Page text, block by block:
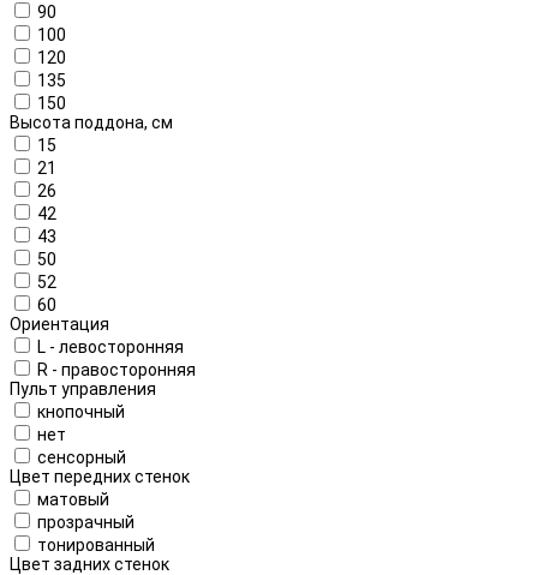
90
100
120
135
150
Высота поддона, см
15
21
26
42
43
50
52
60
Ориентация
L - левосторонняя
R - правосторонняя
Пульт управления
кнопочный
нет
сенсорный
Цвет передних стенок
матовый
прозрачный
тонированный
Цвет задних стенок